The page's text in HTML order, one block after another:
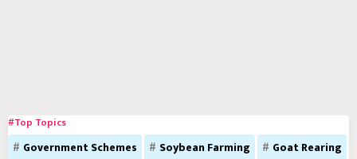
#Top Topics
Government Schemes Soybean Farming
Goat Rearing